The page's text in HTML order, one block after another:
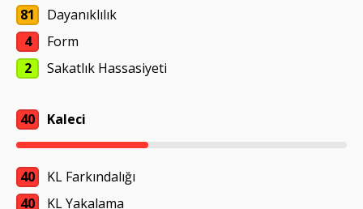
81
Dayanıklılık
4
Form
2
Sakatlık Hassasiyeti
40 Kaleci
40
KL Farkındalığı
40
KL Yakalama